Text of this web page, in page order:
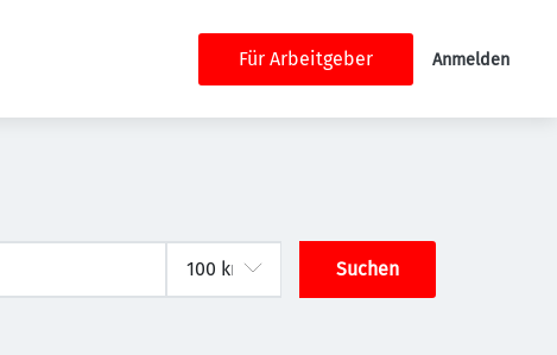
Für Arbeitgeber Anmelden
Suchen